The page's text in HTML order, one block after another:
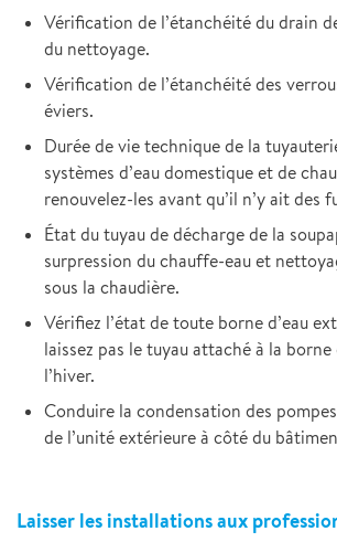
Vérification de l’étanchéité du drain
du nettoyage.
Vérification de l’étanchéité des
éviers.
Durée de vie technique de la
systèmes d’eau domestique et de
renouvelez-les avant qu’il n’y ait des
État du tuyau de décharge de la
surpression du chauffe-eau et
sous la chaudière.
Vérifiez l’état de toute borne d’eau
laissez pas le tuyau attaché à la borne
l’hiver.
Conduire la condensation des
de l’unité extérieure à côté du
Laisser les installations aux